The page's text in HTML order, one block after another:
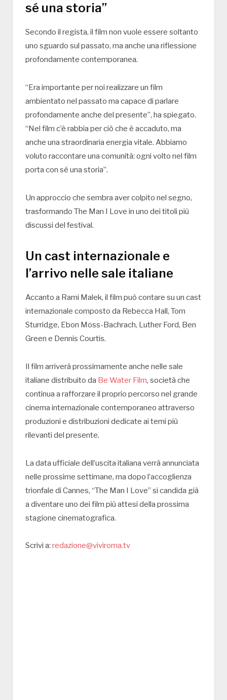
sé una storia”
Secondo il regista, il film non vuole essere soltanto
uno sguardo sul passato, ma anche una riflessione
profondamente contemporanea.
“Era importante per noi realizzare un film
ambientato nel passato ma capace di parlare
profondamente anche del presente”, ha spiegato.
“Nel film c’è rabbia per ciò che è accaduto, ma
anche una straordinaria energia vitale. Abbiamo
voluto raccontare una comunità: ogni volto nel film
porta con sé una storia”.
Un approccio che sembra aver colpito nel segno,
trasformando The Man I Love in uno dei titoli più
discussi del festival.
Un cast internazionale e
l’arrivo nelle sale italiane
Accanto a Rami Malek, il film può contare su un cast
internazionale composto da Rebecca Hall, Tom
Sturridge, Ebon Moss-Bachrach, Luther Ford, Ben
Green e Dennis Courtis.
Il film arriverà prossimamente anche nelle sale
italiane distribuito da Be Water Film, società che
continua a rafforzare il proprio percorso nel grande
cinema internazionale contemporaneo attraverso
produzioni e distribuzioni dedicate ai temi più
rilevanti del presente.
La data ufficiale dell’uscita italiana verrà annunciata
nelle prossime settimane, ma dopo l’accoglienza
trionfale di Cannes, “The Man I Love” si candida già
a diventare uno dei film più attesi della prossima
stagione cinematografica.
Scrivi a: redazione@viviroma.tv